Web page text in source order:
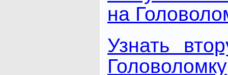
на
Узнать
Головоломку